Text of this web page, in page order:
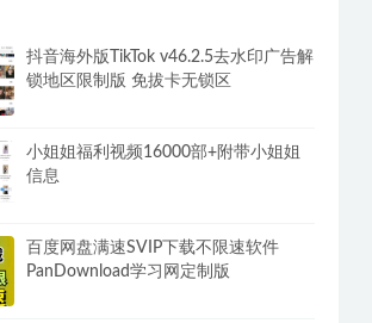
抖音海外版TikTok v46.2.5去水印广告解
锁地区限制版 免拔卡无锁区
小姐姐福利视频16000部+附带小姐姐
信息
百度网盘满速SVIP下载不限速软件
PanDownload学习网定制版